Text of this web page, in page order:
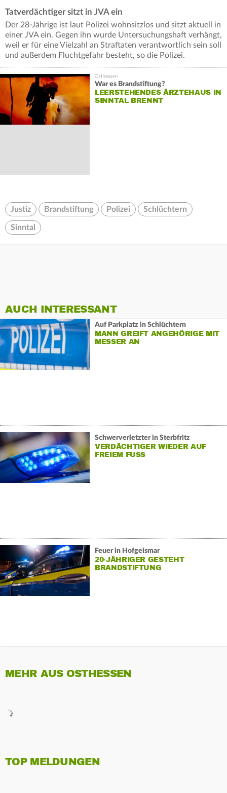
Tatverdächtiger sitzt in JVA ein
Der 28-Jährige ist laut Polizei wohnsitzlos und sitzt aktuell in
einer JVA ein. Gegen ihn wurde Untersuchungshaft verhängt,
weil er für eine Vielzahl an Straftaten verantwortlich sein soll
und außerdem Fluchtgefahr besteht, so die Polizei.
War es Brandstiftung?
LEERSTEHENDES ÄRZTEHAUS IN
SINNTAL BRENNT
Justiz Brandstiftung Polizei Schlüchtern
Sinntal
AUCH INTERESSANT
Auf Parkplatz in Schlüchtern
MANN GREIFT ANGEHÖRIGE MIT
MESSER AN
Schwerverletzter in Sterbfritz
VERDÄCHTIGER WIEDER AUF
FREIEM FUSS
Feuer in Hofgeismar
20-JÄHRIGER GESTEHT
BRANDSTIFTUNG
MEHR AUS OSTHESSEN
TOP MELDUNGEN